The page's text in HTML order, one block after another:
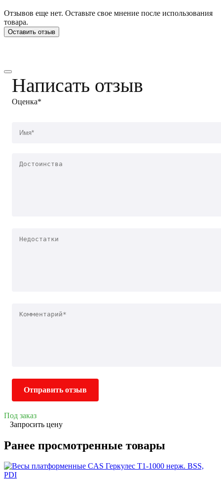
Отзывов еще нет. Оставьте свое мнение после использования
товара.
Оставить отзыв
Написать отзыв
Оценка*
Отправить отзыв
Под заказ
Запросить цену
Ранее просмотренные товары